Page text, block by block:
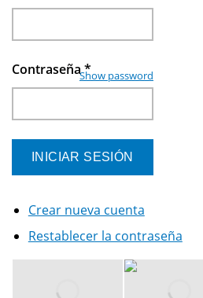
Contraseña*
Show password
Crear nueva cuenta
Restablecer la contraseña